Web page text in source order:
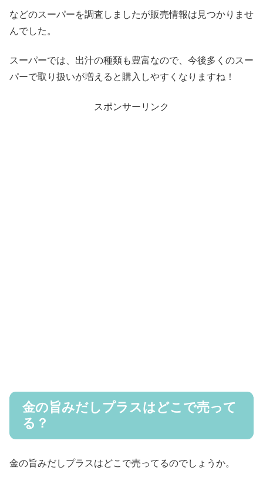
などのスーパーを調査しましたが販売情報は見つかりませ
んでした。
スーパーでは、出汁の種類も豊富なので、今後多くのスー
パーで取り扱いが増えると購入しやすくなりますね！
スポンサーリンク
金の旨みだしプラスはどこで売って
る？
金の旨みだしプラスはどこで売ってるのでしょうか。